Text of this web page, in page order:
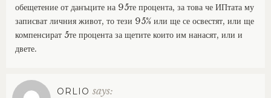
обещетение от данъците на 95те процента, за това че ИПтата му
записват личния живот, то тези 95% или ще се освестят, или ще
компенсират 5те процента за щетите които им нанасят, или и
двете.
ORLIO says: